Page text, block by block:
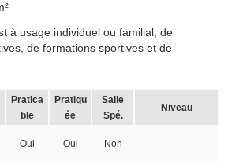
à usage individuel ou familial, de
de formations sportives et de
Pratica
ble
Pratiqu
ée
Salle
Spé.
Niveau
Oui Oui Non